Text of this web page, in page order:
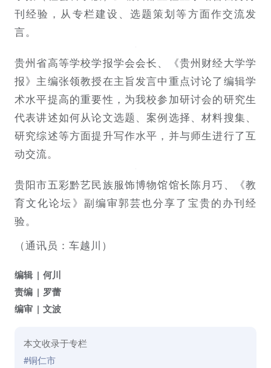
刊经验，从专栏建设、选题策划等方面作交流发
言。
贵州省高等学校学报学会会长、《贵州财经大学学
报》主编张领教授在主旨发言中重点讨论了编辑学
术水平提高的重要性，为我校参加研讨会的研究生
代表讲述如何从论文选题、案例选择、材料搜集、
研究综述等方面提升写作水平，并与师生进行了互
动交流。
贵阳市五彩黔艺民族服饰博物馆馆长陈月巧、《教
育文化论坛》副编审郭芸也分享了宝贵的办刊经
验。
（通讯员：车越川）
编辑
何川
责编
罗蕾
编审
文波
本文收录于专栏
#铜仁市